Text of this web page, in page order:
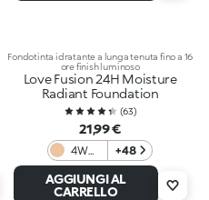
Fondotinta idratante a lunga tenuta fino a 16
ore finish luminoso
Love Fusion 24H Moisture
Radiant Foundation
(63)
21,99 €
4WO
Warm
Olive
+48
AGGIUNGI AL
CARRELLO